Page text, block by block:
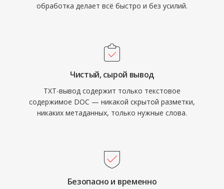
обработка делает всё быстро и без усилий.
Чистый, сырой вывод
TXT-вывод содержит только текстовое
содержимое DOC — никакой скрытой разметки,
никаких метаданных, только нужные слова.
Безопасно и временно